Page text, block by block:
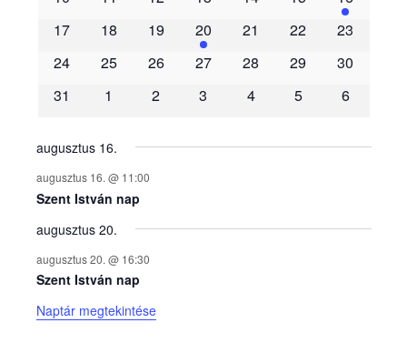
m
é
n
y
e
k
n
a
17
18 19 20 21 22
23
24
25 26 27 28 29
30
31
1 2 3 4 5 6
augusztus 16.
augusztus 16. @ 11:00
Szent István nap
augusztus 20.
augusztus 20. @ 16:30
Szent István nap
Naptár megtekintése